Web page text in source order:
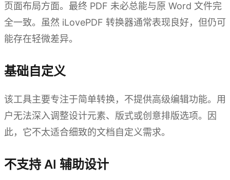
页面布局方面。最终 PDF 未必总能与原 Word 文件完
全一致。虽然 iLovePDF 转换器通常表现良好，但仍可
能存在轻微差异。
基础自定义
该工具主要专注于简单转换，不提供高级编辑功能。用
户无法深入调整设计元素、版式或创意排版选项。因
此，它不太适合细致的文档自定义需求。
不支持 AI 辅助设计